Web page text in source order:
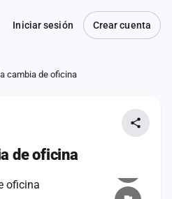
Iniciar sesión Crear cuenta
cambia de oficina
de oficina